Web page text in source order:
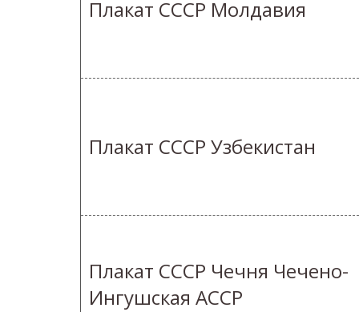
Плакат СССР Молдавия
Плакат СССР Узбекистан
Плакат СССР Чечня Чечено-
Ингушская АССР